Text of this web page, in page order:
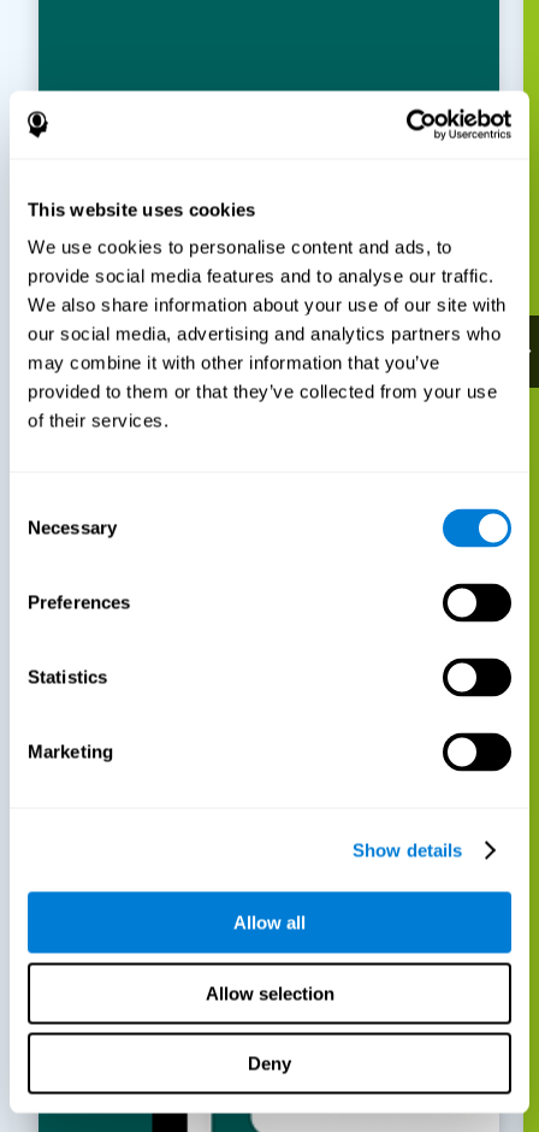
This website uses cookies
We use cookies to personalise content and ads, to
provide social media features and to analyse our traffic.
We also share information about your use of our site with
our social media, advertising and analytics partners who
may combine it with other information that you’ve
provided to them or that they’ve collected from your use
of their services.
Selection
Necessary
Preferences
Statistics
Marketing
Show details
Allow all
Allow selection
Deny